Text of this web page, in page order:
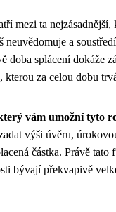
mezi ta
a
doba splácení dokáže
za celou dobu
vám umožní tyto
výši úvěru,
částka. Právě
bývají překvapivě